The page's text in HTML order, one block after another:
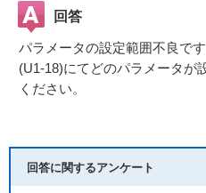
回答
パラメータの設定範囲不良で
(U1-18)にてどのパラメータが
ください。
回答に関するアンケート